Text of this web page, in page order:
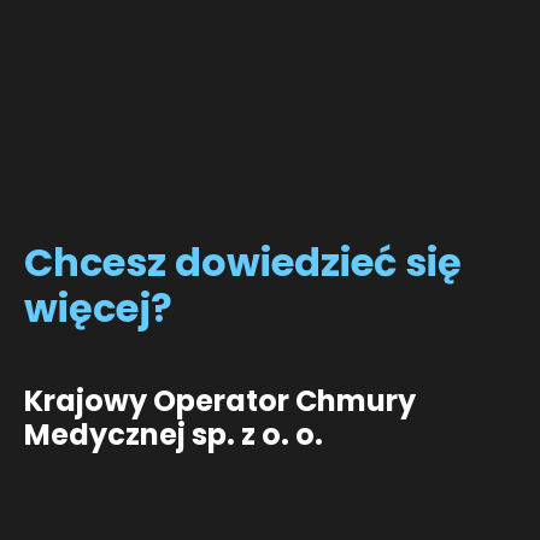
Chcesz dowiedzieć się
więcej?
Krajowy Operator Chmury
Medycznej sp. z o. o.